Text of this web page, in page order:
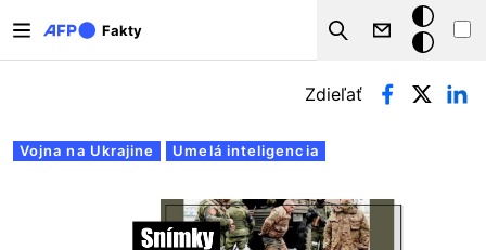
Fakty
Search
Tmavý
režim
Primárne karty
Vojna na Ukrajine Umelá inteligencia
Zdieľať